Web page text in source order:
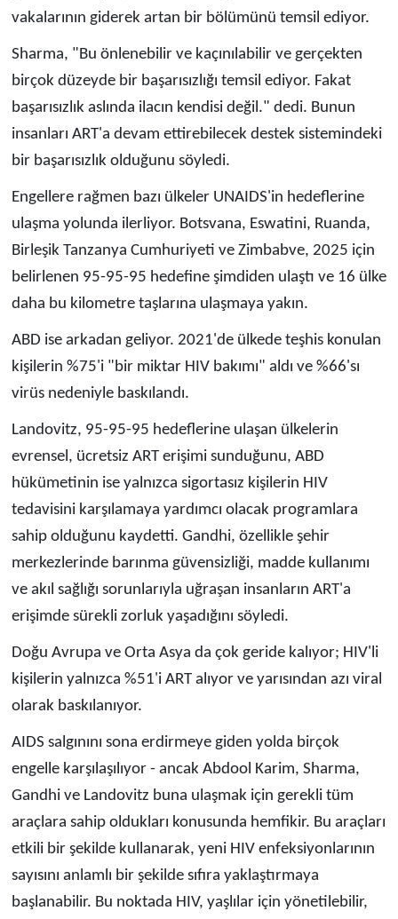
vakalarının giderek artan bir bölümünü temsil ediyor.
Sharma, "Bu önlenebilir ve kaçınılabilir ve gerçekten
birçok düzeyde bir başarısızlığı temsil ediyor. Fakat
başarısızlık aslında ilacın kendisi değil." dedi. Bunun
insanları ART'a devam ettirebilecek destek sistemindeki
bir başarısızlık olduğunu söyledi.
Engellere rağmen bazı ülkeler UNAIDS'in hedeflerine
ulaşma yolunda ilerliyor. Botsvana, Eswatini, Ruanda,
Birleşik Tanzanya Cumhuriyeti ve Zimbabve, 2025 için
belirlenen 95-95-95 hedefine şimdiden ulaştı ve 16 ülke
daha bu kilometre taşlarına ulaşmaya yakın.
ABD ise arkadan geliyor. 2021'de ülkede teşhis konulan
kişilerin %75'i "bir miktar HIV bakımı" aldı ve %66'sı
virüs nedeniyle baskılandı.
Landovitz, 95-95-95 hedeflerine ulaşan ülkelerin
evrensel, ücretsiz ART erişimi sunduğunu, ABD
hükümetinin ise yalnızca sigortasız kişilerin HIV
tedavisini karşılamaya yardımcı olacak programlara
sahip olduğunu kaydetti. Gandhi, özellikle şehir
merkezlerinde barınma güvensizliği, madde kullanımı
ve akıl sağlığı sorunlarıyla uğraşan insanların ART'a
erişimde sürekli zorluk yaşadığını söyledi.
Doğu Avrupa ve Orta Asya da çok geride kalıyor; HIV'li
kişilerin yalnızca %51'i ART alıyor ve yarısından azı viral
olarak baskılanıyor.
AIDS salgınını sona erdirmeye giden yolda birçok
engelle karşılaşılıyor - ancak Abdool Karim, Sharma,
Gandhi ve Landovitz buna ulaşmak için gerekli tüm
araçlara sahip oldukları konusunda hemfikir. Bu araçları
etkili bir şekilde kullanarak, yeni HIV enfeksiyonlarının
sayısını anlamlı bir şekilde sıfıra yaklaştırmaya
başlanabilir. Bu noktada HIV, yaşlılar için yönetilebilir,